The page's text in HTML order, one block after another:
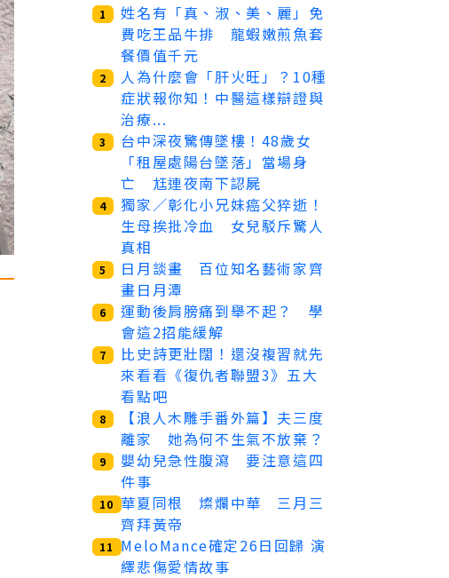
1
姓名有「真、淑、美、麗」免
費吃王品牛排 龍蝦嫩煎魚套
餐價值千元
2
人為什麼會「肝火旺」？10種
症狀報你知！中醫這樣辯證與
治療...
3
台中深夜驚傳墜樓！48歲女
「租屋處陽台墜落」當場身
亡 尪連夜南下認屍
4
獨家／彰化小兄妹癌父猝逝！
生母挨批冷血 女兒駁斥驚人
真相
5
日月談畫 百位知名藝術家齊
畫日月潭
6
運動後肩膀痛到舉不起？ 學
會這2招能緩解
7
比史詩更壯闊！還沒複習就先
來看看《復仇者聯盟3》五大
看點吧
8
【浪人木雕手番外篇】夫三度
離家 她為何不生氣不放棄？
9
嬰幼兒急性腹瀉 要注意這四
件事
10 華夏同根 燦爛中華 三月三
齊拜黃帝
11
MeloMance確定26日回歸 演
繹悲傷愛情故事